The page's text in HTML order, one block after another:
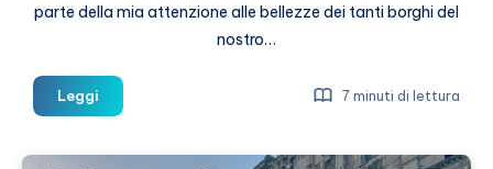
parte della mia attenzione alle bellezze dei tanti borghi del
nostro…
Leggi
de’
7 minuti di lettura